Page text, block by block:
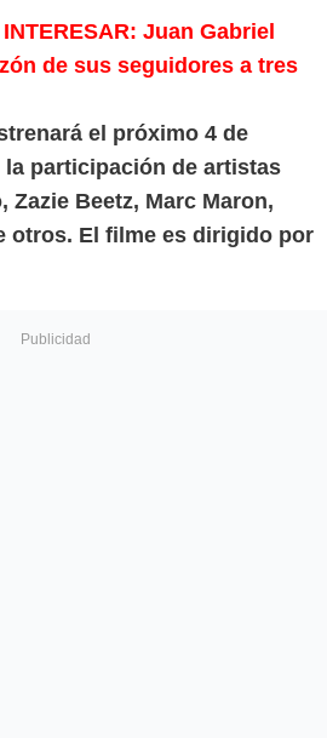
Juan Gabriel
de sus seguidores a tres
el próximo 4 de
participación de artistas
Zazie Beetz, Marc Maron,
otros. El filme es dirigido por